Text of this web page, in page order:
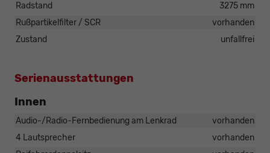
Radstand
3275 mm
Rußpartikelfilter / SCR
vorhanden
Zustand
unfallfrei
Serienausstattungen
Innen
Audio-/Radio-Fernbedienung am Lenkrad
vorhanden
4 Lautsprecher
vorhanden